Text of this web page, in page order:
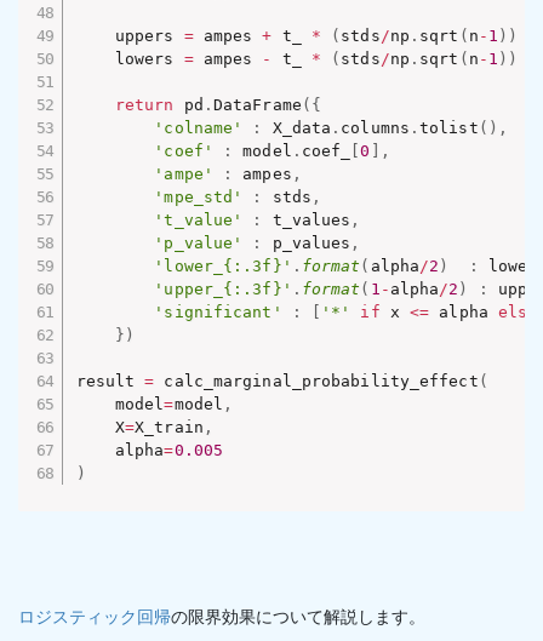
    uppers
= ampes + t_ * ( stds /np . sqrt ( n - 1 ) )
    lowers
= ampes - t_ * ( stds /np . sqrt ( n - 1 ) )
return pd . DataFrame ( {
'colname'
: X_data . columns .tolist ( ) ,
'coef'
: model . coef_ [0 ] ,
'ampe'
: ampes ,
'mpe_std'
: stds ,
't_value'
: t_values ,
'p_value'
: p_values ,
'lower_{:.3f}' . format ( alpha /2 ) :
'upper_{:.3f}' . format ( 1 - alpha /2 ) :
'significant'
: [ '*' if x <= alpha else
} )
result = calc_marginal_probability_effect (
    model
=model ,
    X
=X_train ,
    alpha
=0.005
)
ロジスティック回帰の限界効果について解説します。